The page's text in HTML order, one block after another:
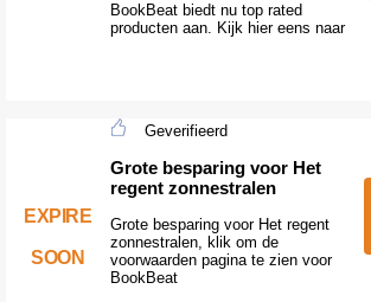
BookBeat biedt nu top rated
producten aan. Kijk hier eens naar
EXPIRE
SOON
Geverifieerd
Grote besparing voor Het
regent zonnestralen
Grote besparing voor Het regent
zonnestralen, klik om de
voorwaarden pagina te zien voor
BookBeat